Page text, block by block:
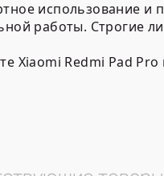
использование и
работы. Строгие
Xiaomi Redmi Pad